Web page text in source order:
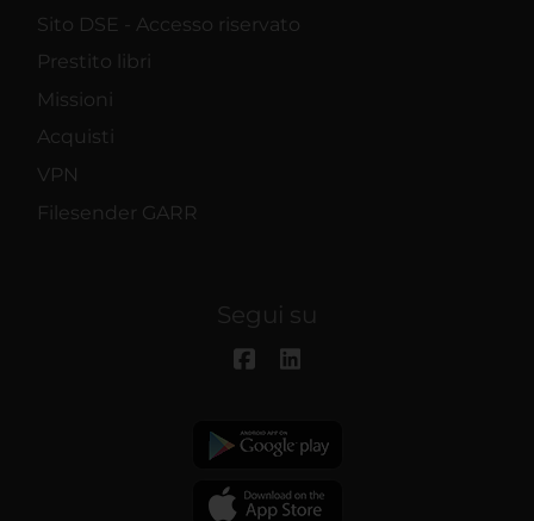
Sito DSE - Accesso riservato
Prestito libri
Missioni
Acquisti
VPN
Filesender GARR
Segui su